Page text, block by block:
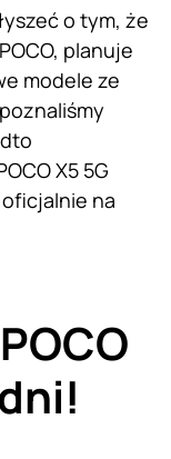
o tym, że
planuje
modele ze
X5 5G
oficjalnie na